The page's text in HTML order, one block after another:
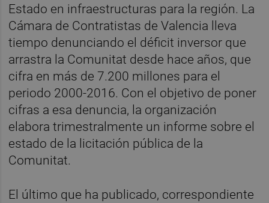
Estado en infraestructuras para la región. La
Cámara de Contratistas de Valencia lleva
tiempo denunciando el déficit inversor que
arrastra la Comunitat desde hace años, que
cifra en más de 7.200 millones para el
periodo 2000-2016. Con el objetivo de poner
cifras a esa denuncia, la organización
elabora trimestralmente un informe sobre el
estado de la licitación pública de la
Comunitat.
El último que ha publicado, correspondiente